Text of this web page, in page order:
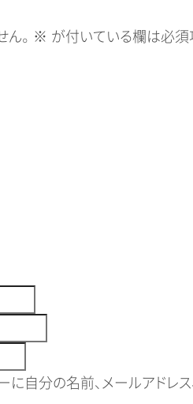
。 ※ が付いている欄は必
自分の名前、メールアドレス